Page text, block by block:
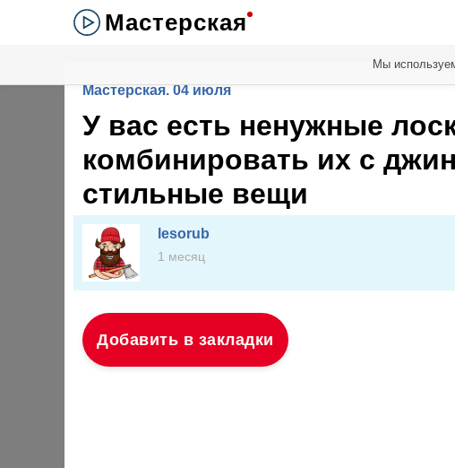
Мастерская
Мастерская. 04 июля
У вас есть ненужные
комбинировать их с
стильные вещи
lesorub
1 месяц
Добавить в закладки
Мы